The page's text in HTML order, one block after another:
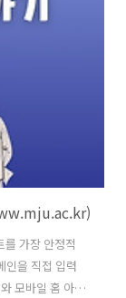
시 소셜 로그인
가장 안정적
인을 직접 입력
모바일 홈 아이